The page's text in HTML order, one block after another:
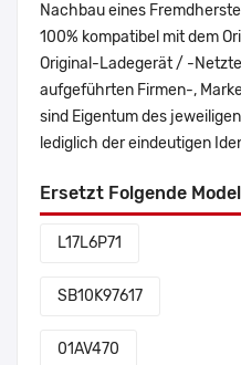
Nachbau eines
100% kompatibel mit dem
Original-Ladegerät / -
aufgeführten Firmen-,
sind Eigentum des
lediglich der eindeutigen
Ersetzt Folgende
L17L6P71
SB10K97617
01AV470